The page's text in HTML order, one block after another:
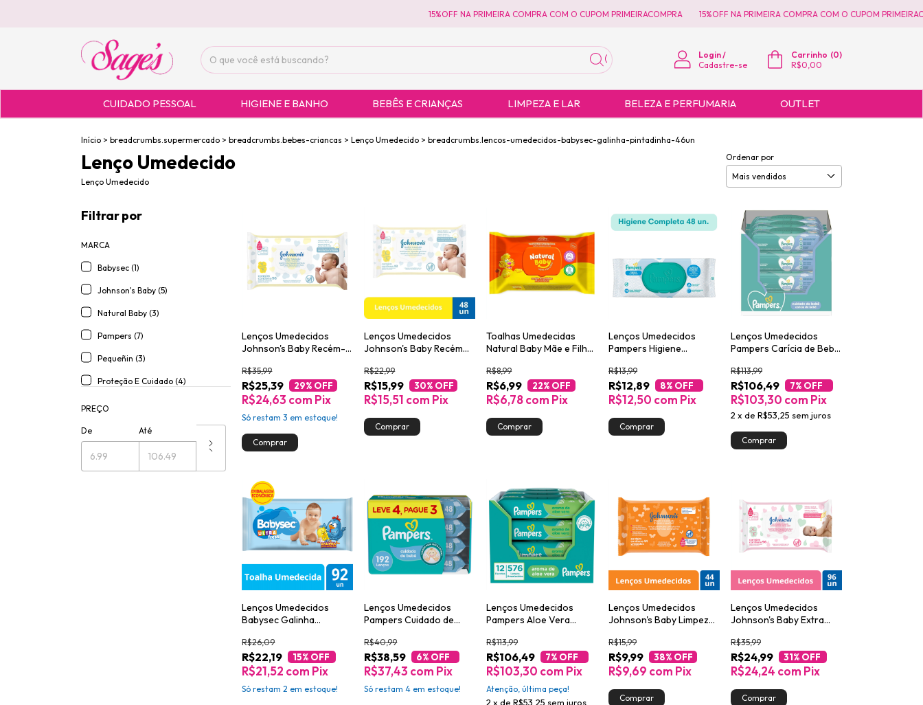
15%OFF NA PRIMEIRA COMPRA COM O CUPOM PRIMEIRACOMPRA 15%OFF NA PRIMEIRA COMPRA COM O CUPOM
Login /
Cadastre-se
Carrinho (0)
R$0,00
CUIDADO PESSOAL HIGIENE E BANHO BEBÊS E CRIANÇAS LIMPEZA E LAR BELEZA E PERFUMARIA OUTLET
Início > breadcrumbs.supermercado > breadcrumbs.bebes-criancas > Lenço Umedecido > breadcrumbs.lencos-umedecidos-babysec-galinha-pintadinha-46un
Lenço Umedecido
Lenço Umedecido
Ordenar por
Filtrar por
MARCA
Babysec (1)
Johnson's Baby (5)
Natural Baby (3)
Pampers (7)
Pequeñin (3)
Proteção E Cuidado (4)
PREÇO
De Até
Lenços Umedecidos
Johnson's Baby Recém-
com 96 unidades
R$25,39
R$35,99
29% OFF
R$24,63 com Pix
Só restam3 em estoque!
Lenços Umedecidos
Johnson's Baby Recém
R$15,99
R$22,99
30% OFF
R$15,51 com Pix
Toalhas Umedecidas
Natural Baby Mãe e Filho
R$6,99
R$8,99
22% OFF
R$6,78com Pix
Lenços Umedecidos
Pampers Higiene
R$12,89
R$13,99
8% OFF
R$12,50 com Pix
Lenços Umedecidos
Pampers Carícia de Bebê
R$106,49
R$113,99
7% OFF
2 xdeR$53,25 sem juros
R$103,30 com Pix
Lenços Umedecidos
Babysec Galinha
92un
R$22,19
R$26,09
15% OFF
R$21,52 com Pix
Só restam2 em estoque!
Lenços Umedecidos
Pampers Cuidado de
R$38,59
R$40,99
6% OFF
R$37,43 com Pix
Só restam4 em estoque!
Lenços Umedecidos
Pampers Aloe Vera
R$106,49
R$113,99
7% OFF
2 xdeR$53,25 sem juros
R$103,30 com Pix
Atenção, última peça!
Lenços Umedecidos
Johnson's Baby Limpeza
Unidades
R$9,99
R$15,99
38% OFF
R$9,69 com Pix
Lenços Umedecidos
Johnson's Baby Extra
unidades
R$24,99
R$35,99
31% OFF
R$24,24 com Pix